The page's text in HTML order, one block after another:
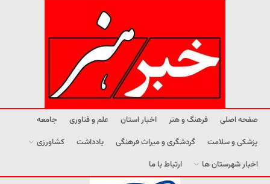
صفحه اصلی فرهنگ و هنر اخبار استان علم و فناوری
جامعه
پزشکی و سلامت
گردشگری و میراث فرهنگی یادداشت
کشاورزی
اخبار شهرستان ها
ارتباط با ما